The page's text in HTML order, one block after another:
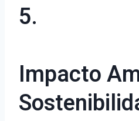
5.
Impacto